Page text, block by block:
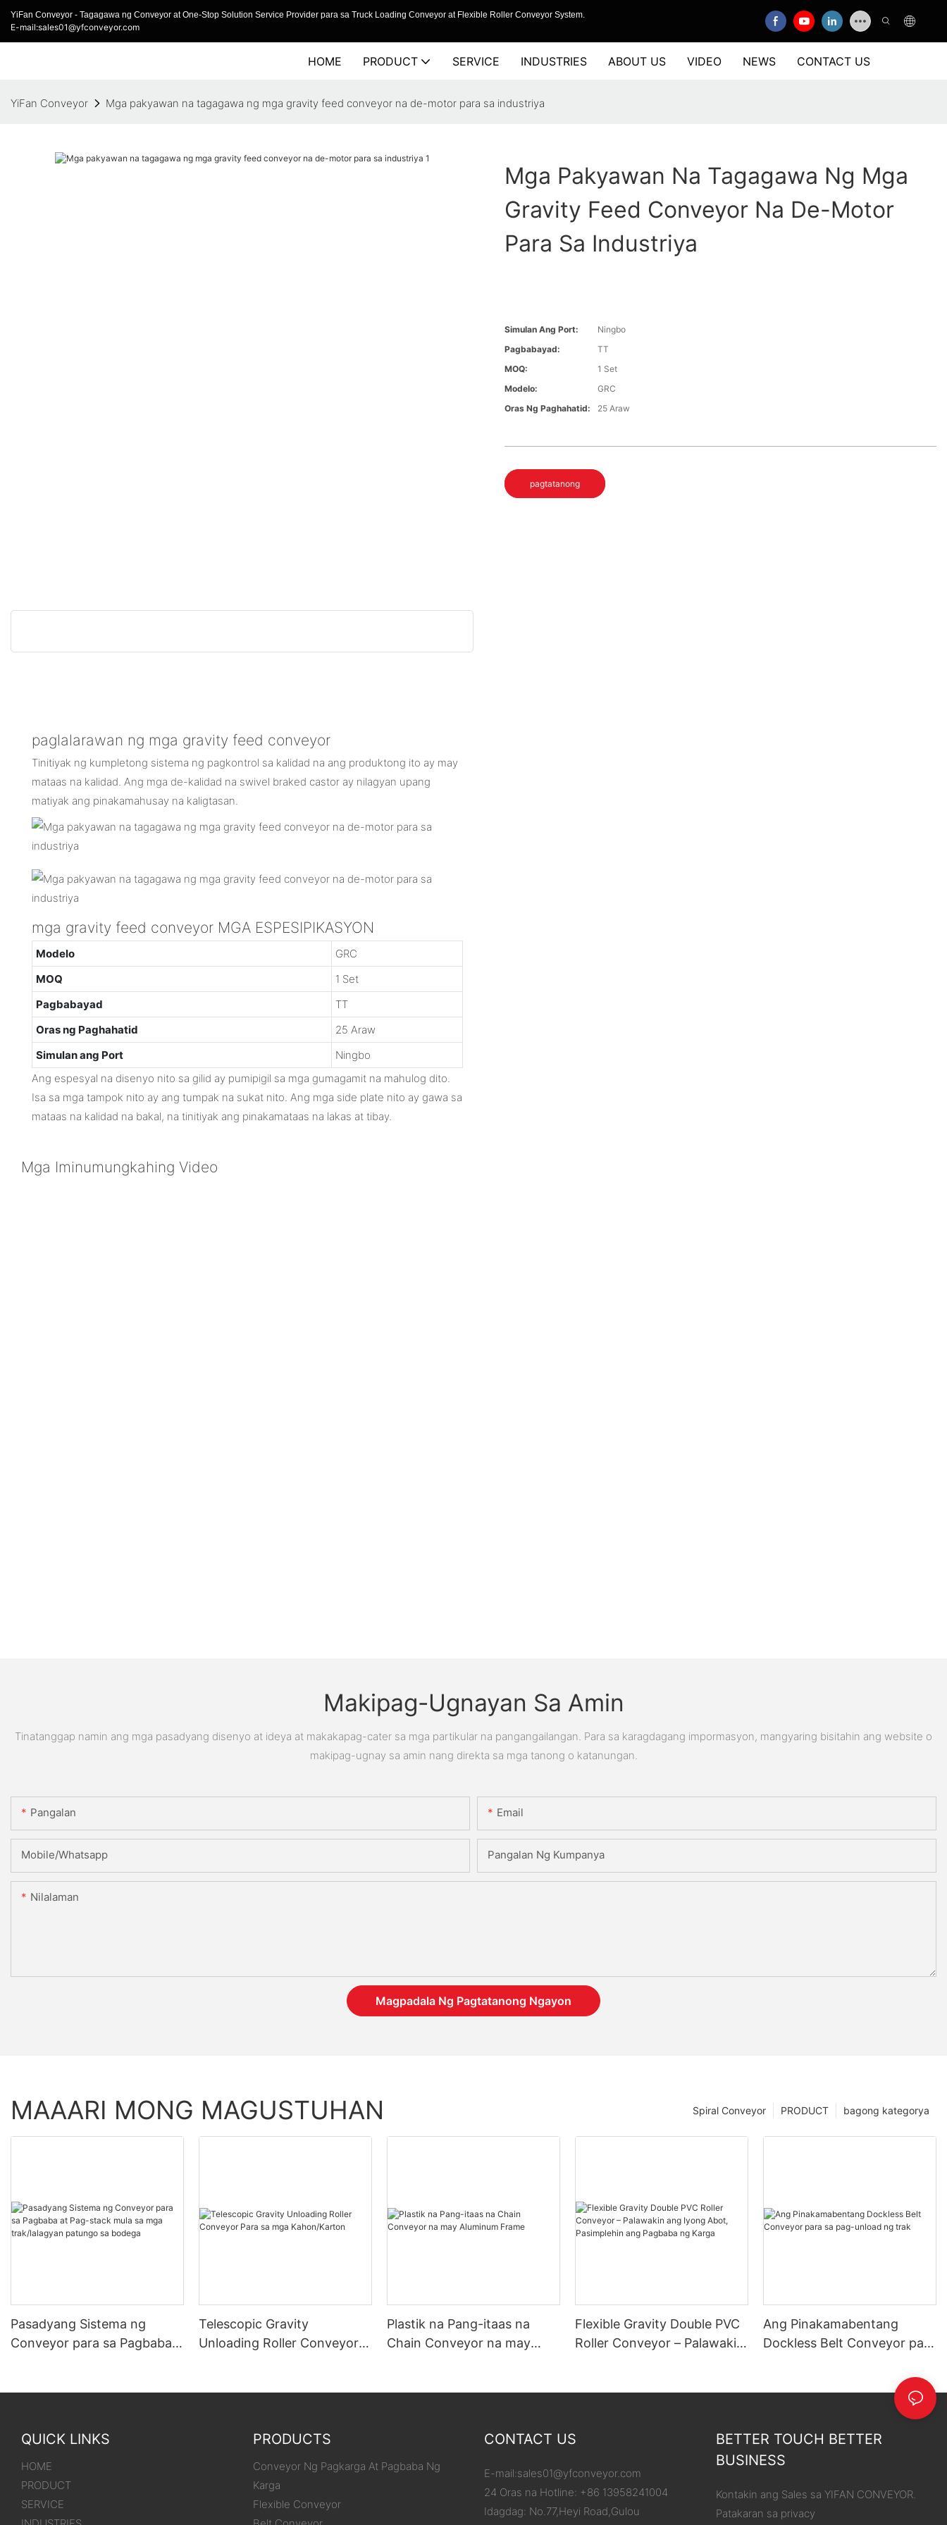
YiFan Conveyor - Tagagawa ng Conveyor at One-Stop Solution Service Provider para sa Truck Loading Conveyor at Flexible Roller Conveyor System.
E-mail:sales01@yfconveyor.com
HOME PRODUCT SERVICE INDUSTRIES ABOUT US VIDEO NEWS CONTACT US
YiFan Conveyor Mga pakyawan na tagagawa ng mga gravity feed conveyor na de-motor para sa industriya
Mga Pakyawan Na Tagagawa Ng Mga
Gravity Feed Conveyor Na De-Motor
Para Sa Industriya
Simulan Ang Port:
Ningbo
Pagbabayad:
TT
MOQ:
1 Set
Modelo:
GRC
Oras Ng Paghahatid:
25 Araw
pagtatanong
paglalarawan ng mga gravity feed conveyor
Tinitiyak ng kumpletong sistema ng pagkontrol sa kalidad na ang produktong ito ay may
mataas na kalidad. Ang mga de-kalidad na swivel braked castor ay nilagyan upang
matiyak ang pinakamahusay na kaligtasan.
mga gravity feed conveyor MGA ESPESIPIKASYON
Modelo
GRC
MOQ
1 Set
Pagbabayad
TT
Oras ng Paghahatid
25 Araw
Simulan ang Port
Ningbo
Ang espesyal na disenyo nito sa gilid ay pumipigil sa mga gumagamit na mahulog dito.
Isa sa mga tampok nito ay ang tumpak na sukat nito. Ang mga side plate nito ay gawa sa
mataas na kalidad na bakal, na tinitiyak ang pinakamataas na lakas at tibay.
Mga Iminumungkahing Video
Makipag-Ugnayan Sa Amin
Tinatanggap namin ang mga pasadyang disenyo at ideya at makakapag-cater sa mga partikular na pangangailangan. Para sa karagdagang impormasyon, mangyaring bisitahin ang website o
makipag-ugnay sa amin nang direkta sa mga tanong o katanungan.
Pangalan Email
Mobile/Whatsapp Pangalan Ng Kumpanya
Nilalaman
Magpadala Ng Pagtatanong Ngayon
MAAARI MONG MAGUSTUHAN bagong kategorya
PRODUCT
Spiral Conveyor
Pasadyang Sistema ng
Conveyor para sa Pagbaba
Telescopic Gravity
Unloading Roller Conveyor
Plastik na Pang-itaas na
Chain Conveyor na may
Flexible Gravity Double PVC
Roller Conveyor – Palawakin
Ang Pinakamabentang
Dockless Belt Conveyor para
QUICK LINKS
HOME
PRODUCT
SERVICE
PRODUCTS
Conveyor Ng Pagkarga At Pagbaba Ng
Karga
Flexible Conveyor
CONTACT US
E-mail:sales01@yfconveyor.com
24 Oras na Hotline: +86 13958241004
Idagdag: No.77,Heyi Road,Gulou
BETTER TOUCH BETTER
BUSINESS
Kontakin ang Sales sa YIFAN CONVEYOR.
Patakaran sa privacy